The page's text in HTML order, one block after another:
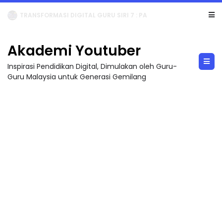
MAJLIS ANUGERAH FFK (FESTIVAL LENSA PENDIDIKAN - FLeP) 2026
Akademi Youtuber
Inspirasi Pendidikan Digital, Dimulakan oleh Guru-
Guru Malaysia untuk Generasi Gemilang